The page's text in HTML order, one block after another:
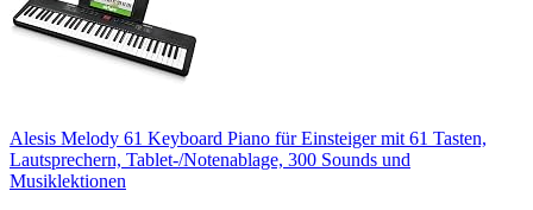
Alesis Melody 61 Keyboard Piano für Einsteiger mit 61 Tasten,
Lautsprechern, Tablet-/Notenablage, 300 Sounds und
Musiklektionen